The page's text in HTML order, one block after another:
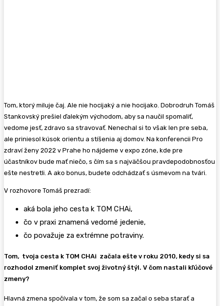
Tom, ktorý miluje čaj. Ale nie hocijaký a nie hocijako. Dobrodruh Tomáš
Stankovský prešiel ďalekým východom, aby sa naučil spomaliť,
vedome jesť, zdravo sa stravovať. Nenechal si to však len pre seba,
ale priniesol kúsok orientu a stíšenia aj domov. Na konferencii Pro
zdraví ženy 2022 v Prahe ho nájdeme v expo zóne, kde pre
účastníkov bude mať niečo, s čím sa s najväčšou pravdepodobnosťou
ešte nestretli. A ako bonus, budete odchádzať s úsmevom na tvári.
V rozhovore Tomáš prezradí:
aká bola jeho cesta k TOM CHAi,
čo v praxi znamená vedomé jedenie,
čo považuje za extrémne potraviny.
Tom, tvoja cesta k TOM CHAi začala ešte v roku 2010, kedy si sa
rozhodol zmeniť komplet svoj životný štýl. V čom nastali kľúčové
zmeny?
Hlavná zmena spočívala v tom, že som sa začal o seba starať a